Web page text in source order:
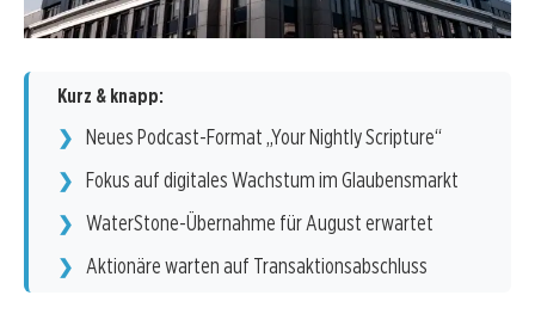
Kurz & knapp:
Neues Podcast-Format „Your Nightly Scripture“
Fokus auf digitales Wachstum im Glaubensmarkt
WaterStone-Übernahme für August erwartet
Aktionäre warten auf Transaktionsabschluss